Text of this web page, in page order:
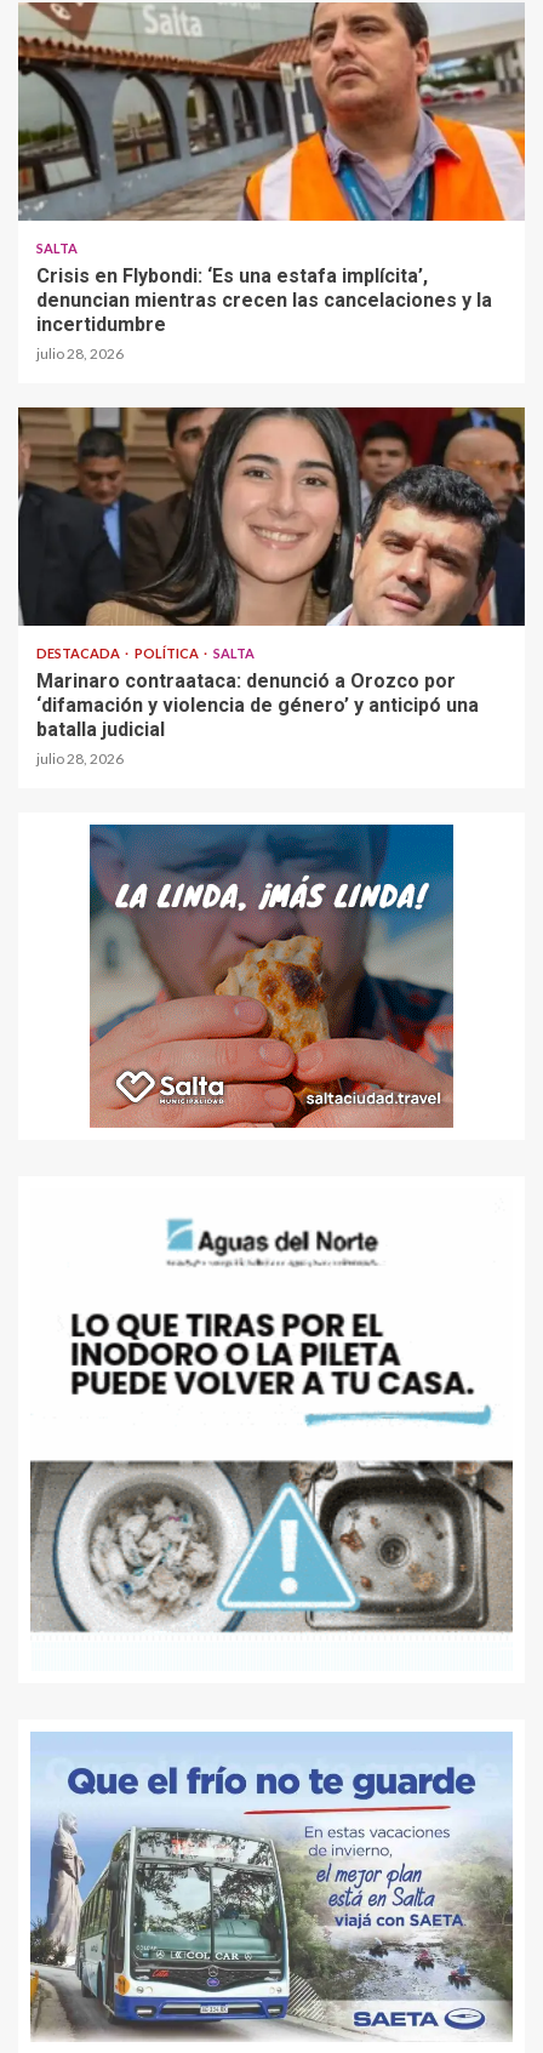
SALTA
Crisis en Flybondi: ‘Es una estafa implícita’,
denuncian mientras crecen las cancelaciones y la
incertidumbre
julio 28, 2026
DESTACADA POLÍTICA SALTA
Marinaro contraataca: denunció a Orozco por
‘difamación y violencia de género’ y anticipó una
batalla judicial
julio 28, 2026